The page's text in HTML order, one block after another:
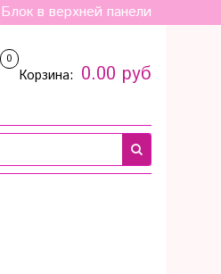
Блок в верхней панели
0
Корзина: 0.00 руб